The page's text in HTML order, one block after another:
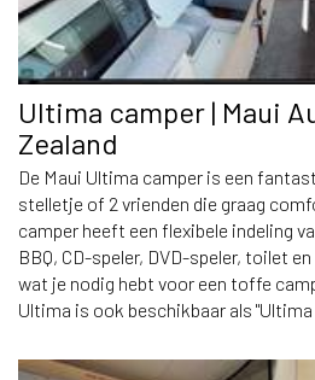
Ultima camper | Maui
Zealand
De Maui Ultima camper is een
stelletje of 2 vrienden die graag
camper heeft een flexibele indeling
BBQ, CD-speler, DVD-speler, toilet
wat je nodig hebt voor een toffe
Ultima is ook beschikbaar als "Ultima